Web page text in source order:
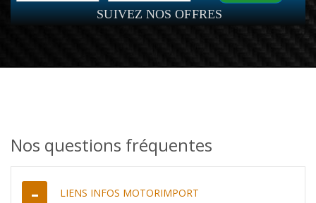
SUIVEZ NOS OFFRES
Nos questions fréquentes
LIENS INFOS MOTORIMPORT